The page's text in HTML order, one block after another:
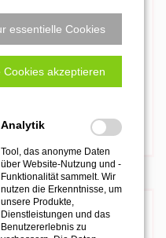
Control 4.0
essentielle Cookies
Cookies akzeptieren
Analytik
Tool, das anonyme Daten
über Website-Nutzung und -
Funktionalität sammelt. Wir
nutzen die Erkenntnisse, um
unsere Produkte,
Dienstleistungen und das
Benutzererlebnis zu